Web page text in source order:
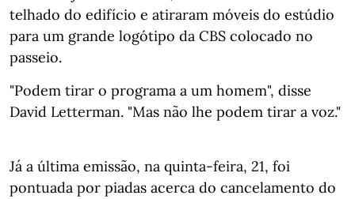
telhado do edifício e atiraram móveis do estúdio
para um grande logótipo da CBS colocado no
passeio.
"Podem tirar o programa a um homem", disse
David Letterman. "Mas não lhe podem tirar a voz."
Já a última emissão, na quinta-feira, 21, foi
pontuada por piadas acerca do cancelamento do